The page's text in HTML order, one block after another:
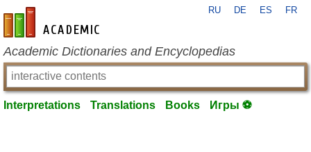
en-academic.com
RU DE ES FR
Academic Dictionaries and Encyclopedias
Interpretations Translations Books Игры ⚽